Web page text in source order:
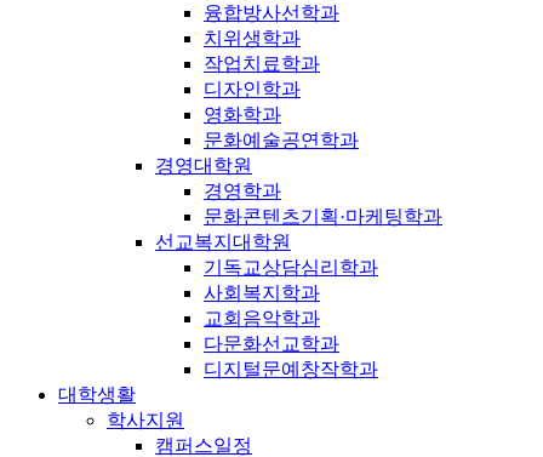
융합방사선학과
치위생학과
작업치료학과
디자인학과
영화학과
문화예술공연학과
경영대학원
경영학과
문화콘텐츠기획·마케팅학과
선교복지대학원
기독교상담심리학과
사회복지학과
교회음악학과
다문화선교학과
디지털문예창작학과
대학생활
학사지원
캠퍼스일정